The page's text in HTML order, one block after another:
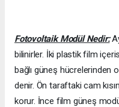
Fotovoltaik Modül Nedir:
bilinirler. İki plastik film
bağlı güneş hücrelerinden
denir. Ön taraftaki cam
korur. İnce film güneş